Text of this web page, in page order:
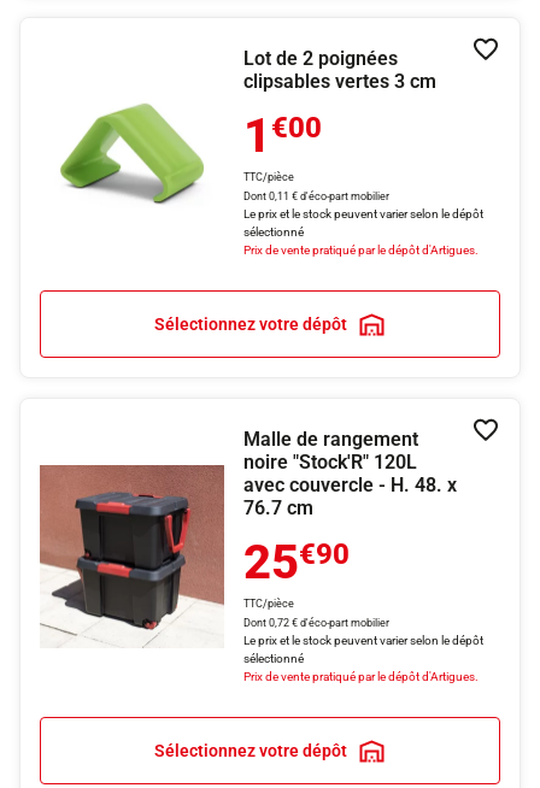
Lot de 2 poignées
clipsables vertes 3 cm
1 €00
TTC/pièce
Dont 0,11 € d'éco-part mobilier
Le prix et le stock peuvent varier selon le dépôt
sélectionné
Prix de vente pratiqué par le dépôt d'Artigues.
Sélectionnez votre dépôt
Malle de rangement
noire "Stock'R" 120L
avec couvercle - H. 48. x
76.7 cm
25€90
TTC/pièce
Dont 0,72 € d'éco-part mobilier
Le prix et le stock peuvent varier selon le dépôt
sélectionné
Prix de vente pratiqué par le dépôt d'Artigues.
Sélectionnez votre dépôt